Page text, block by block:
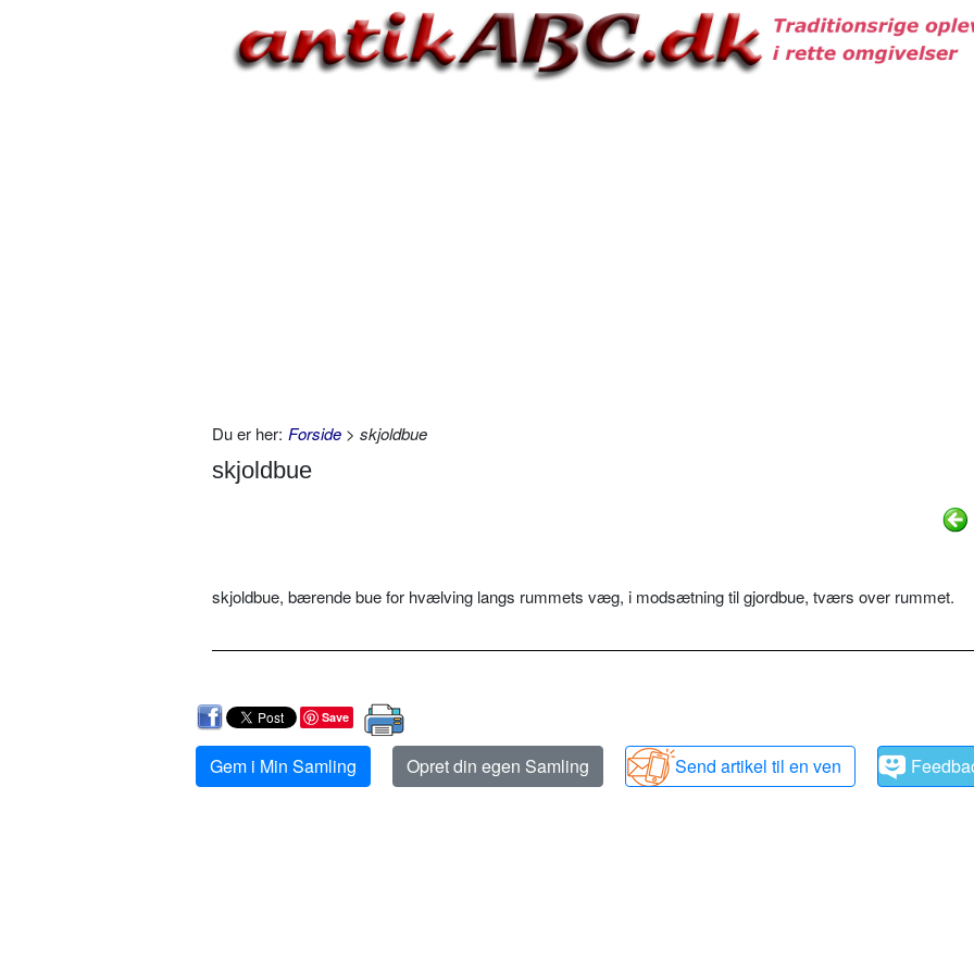
Du er her: Forside > skjoldbue
skjoldbue
skjoldbue, bærende bue for hvælving langs rummets væg, i modsætning til gjordbue, tværs over rummet.
Save
Gem i Min Samling Opret din egen Samling Send artikel til en ven